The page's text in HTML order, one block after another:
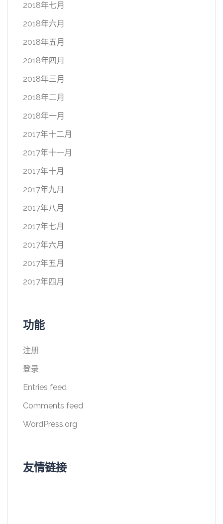
2018年七月
2018年六月
2018年五月
2018年四月
2018年三月
2018年二月
2018年一月
2017年十二月
2017年十一月
2017年十月
2017年九月
2017年八月
2017年七月
2017年六月
2017年五月
2017年四月
功能
注册
登录
Entries feed
Comments feed
WordPress.org
友情链接